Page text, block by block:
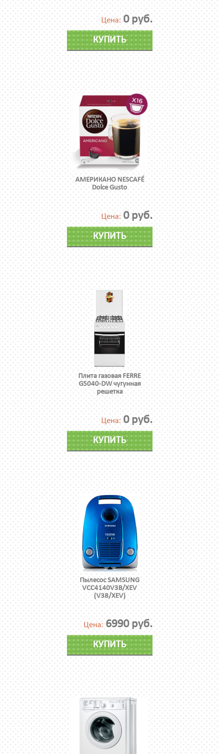
Цена: 0 руб.
КУПИТЬ
АМЕРИКАНО NESCAFÉ
Dolce Gusto
Цена: 0 руб.
КУПИТЬ
Плита газовая FERRE
G5040-DW чугунная
решетка
Цена: 0 руб.
КУПИТЬ
Пылесос SAMSUNG
VCC4140V3B/XEV
(V38/XEV)
Цена: 6990 руб.
КУПИТЬ